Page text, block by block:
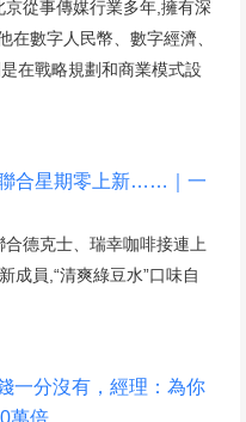
從事傳媒行業多年,擁有深
在數字人民幣、數字經濟、
在戰略規劃和商業模式設
合星期零上新……｜一
合德克士、瑞幸咖啡接連上
成員,“清爽綠豆水”口味自
一分沒有，經理：為你
萬倍